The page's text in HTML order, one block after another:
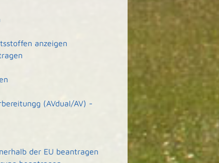
anzeigen
(AVdual/AV) -
der EU beantragen